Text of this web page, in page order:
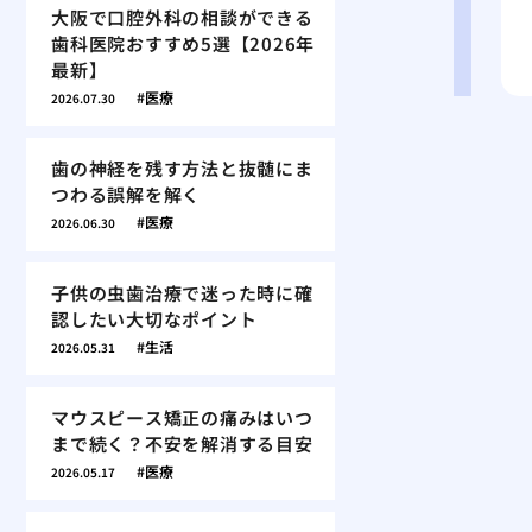
大阪で口腔外科の相談ができる
歯科医院おすすめ5選【2026年
最新】
2026.07.30 医療
歯の神経を残す方法と抜髄にま
つわる誤解を解く
2026.06.30 医療
子供の虫歯治療で迷った時に確
認したい大切なポイント
2026.05.31 生活
マウスピース矯正の痛みはいつ
まで続く？不安を解消する目安
2026.05.17 医療